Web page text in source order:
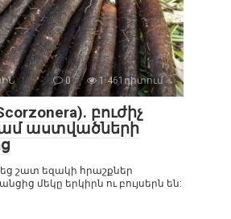
0 1 461դիտում
բուժիչ
աստվածների
շատ եզակի հրաշքներ
մեկը երկիրն ու բույսերն են: